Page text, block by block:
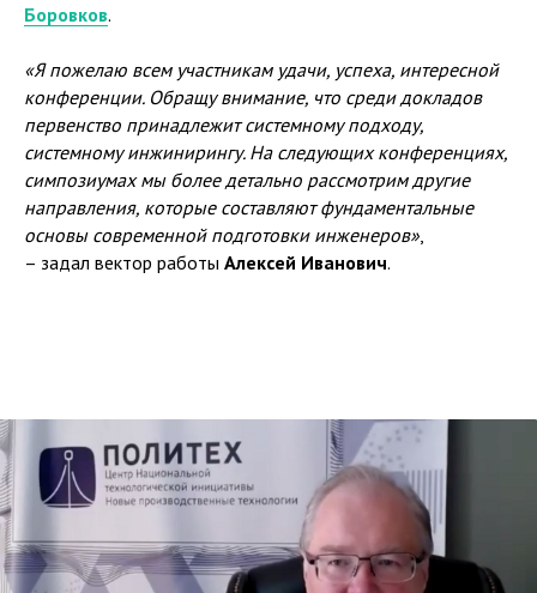
Боровков.
«Я пожелаю всем участникам удачи, успеха, интересной
конференции. Обращу внимание, что среди докладов
первенство принадлежит системному подходу,
системному инжинирингу. На следующих конференциях,
симпозиумах мы более детально рассмотрим другие
направления, которые составляют фундаментальные
основы современной подготовки инженеров»
– задал вектор работы Алексей Иванович.